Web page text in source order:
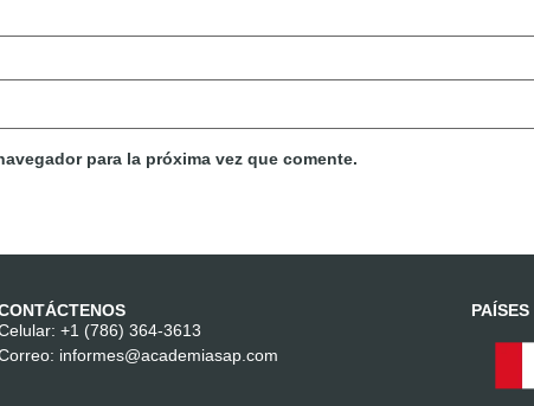
para la próxima vez que comente.
+1 (786) 364-3613
informes@academiasap.com
PAÍSES